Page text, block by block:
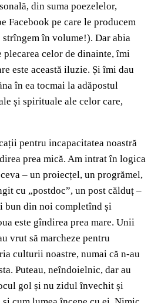
din suma poezelelor,
Facebook pe care le producem
în volume!). Dar abia
celor de dinainte, îmi
este această iluzie. Și îmi dau
în ea tocmai la adăpostul
și spirituale ale celor care,
pentru incapacitatea noastră
prea mică. Am intrat în logica
– un proiecțel, un progrămel,
cu „postdoc”, un post călduț –
bun din noi completînd și
este gîndirea prea mare. Unii
vrut să marcheze pentru
culturii noastre, numai că n-au
Puteau, neîndoielnic, dar au
gol și nu zidul învechit și